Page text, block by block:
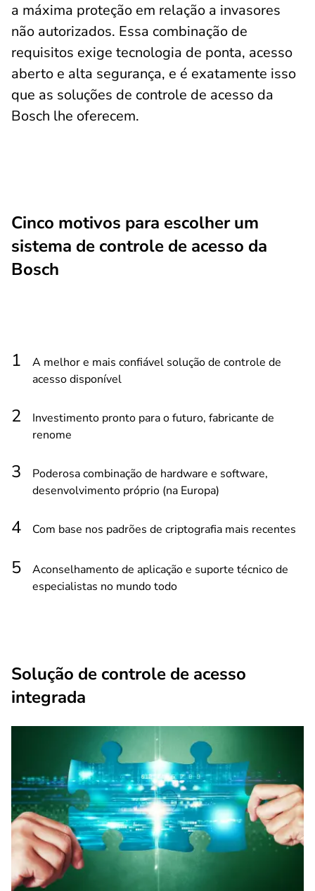
a máxima proteção em relação a invasores
não autorizados. Essa combinação de
requisitos exige tecnologia de ponta, acesso
aberto e alta segurança, e é exatamente isso
que as soluções de controle de acesso da
Bosch lhe oferecem.
Cinco motivos para escolher um
sistema de controle de acesso da
Bosch
A melhor e mais confiável solução de controle de
acesso disponível
Investimento pronto para o futuro, fabricante de
renome
Poderosa combinação de hardware e software,
desenvolvimento próprio (na Europa)
Com base nos padrões de criptografia mais recentes
Aconselhamento de aplicação e suporte técnico de
especialistas no mundo todo
Solução de controle de acesso
integrada